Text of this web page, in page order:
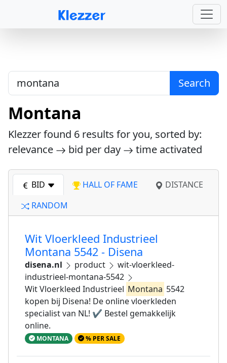
Search
Montana
Klezzer found 6 results for you, sorted by:
relevance
bid per day time activated
BID HALL OF FAME
DISTANCE
RANDOM
Wit Vloerkleed Industrieel
Montana 5542 - Disena
disena.nl product
wit-vloerkleed-
industrieel-montana-5542
Wit Vloerkleed Industrieel Montana 5542
kopen bij Disena! De online vloerkleden
specialist van NL! ✔ Bestel gemakkelijk
online.
MONTANA % PER SALE